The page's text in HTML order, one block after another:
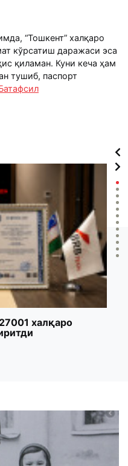
“Тошкент” халқаро
кўрсатиш даражаси эса
қиламан. Куни кеча ҳам
тушиб, паспорт
халқаро